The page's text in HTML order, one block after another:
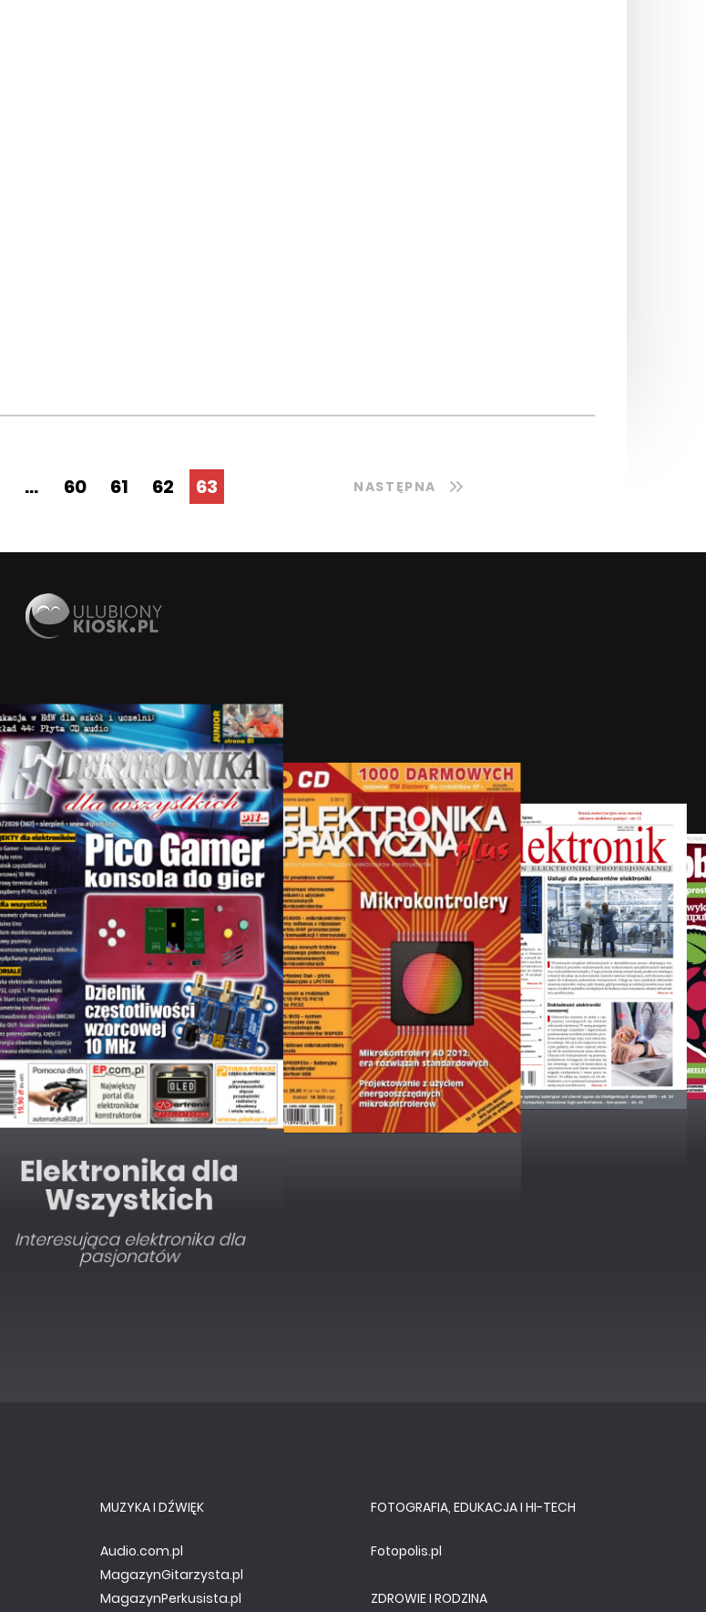
... 60 61 62 63 NASTĘPNA
Elektronika dla
Wszystkich
elektronika dla
pasjonatów
MUZYKA I DŹWIĘK
Audio.com.pl
MagazynGitarzysta.pl
MagazynPerkusista.pl
FOTOGRAFIA, EDUKACJA I HI-TECH
Fotopolis.pl
ZDROWIE I RODZINA